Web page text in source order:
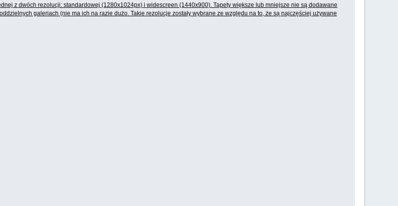
z dwóch rezolucji: standardowej (1280x1024px) i widescreen (1440x900). Tapety większe lub mniejsze nie są dodawane
galeriach (nie ma ich na razie dużo. Takie rezolucje zostały wybrane ze względu na to, że są najczęściej używane